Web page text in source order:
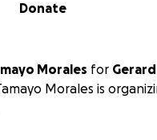
Donate
Morales for
Morales is